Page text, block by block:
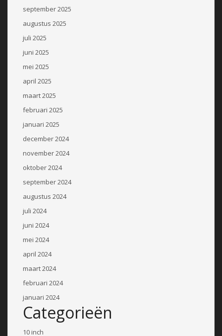
september 2025
augustus 2025
juli 2025
juni 2025
mei 2025
april 2025
maart 2025
februari 2025
januari 2025
december 2024
november 2024
oktober 2024
september 2024
augustus 2024
juli 2024
juni 2024
mei 2024
april 2024
maart 2024
februari 2024
januari 2024
Categorieën
10 inch